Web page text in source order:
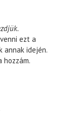
ezt a
annak idején.